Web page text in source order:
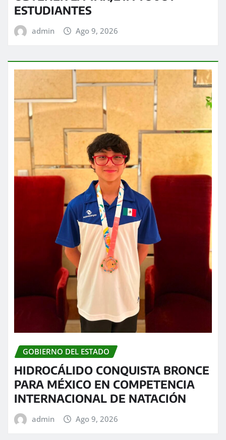
ESTUDIANTES
admin Ago 9, 2026
GOBIERNO DEL ESTADO
HIDROCÁLIDO CONQUISTA BRONCE
PARA MÉXICO EN COMPETENCIA
INTERNACIONAL DE NATACIÓN
admin Ago 9, 2026